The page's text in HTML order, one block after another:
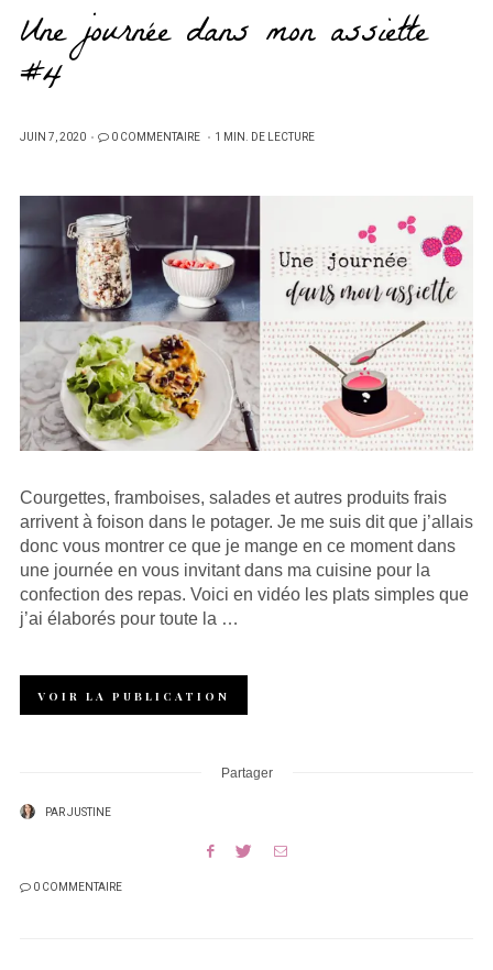
Une journée dans mon assiette
#4
PUBLIÉ
JUIN 7, 2020 0 COMMENTAIRE 1 MIN. DE LECTURE
Courgettes, framboises, salades et autres produits frais
arrivent à foison dans le potager. Je me suis dit que j’allais
donc vous montrer ce que je mange en ce moment dans
une journée en vous invitant dans ma cuisine pour la
confection des repas. Voici en vidéo les plats simples que
j’ai élaborés pour toute la …
VOIR LA PUBLICATION
Partager
PARJUSTINE
0 COMMENTAIRE